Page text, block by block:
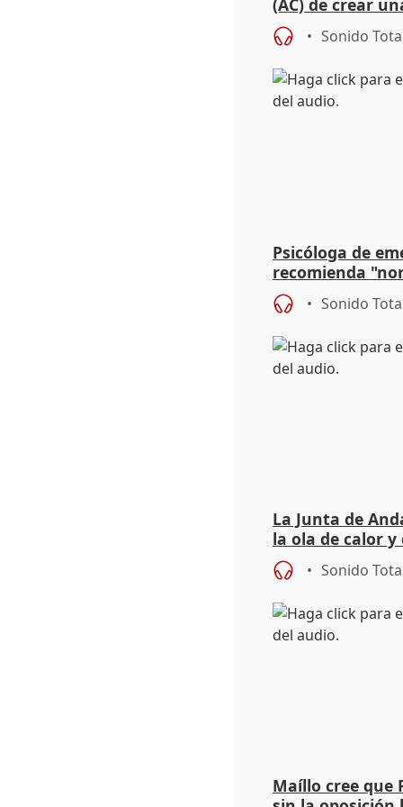
(AC) de crear
para su hija en
Sonido
Psicóloga de
recomienda
síntomas tras
Sonido
La Junta de
la ola de calor y
importancia de
Sonido
Maíllo cree que